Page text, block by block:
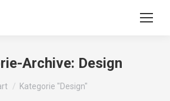
Archive: Design
befinden sich hier:
Kategorie "Design"